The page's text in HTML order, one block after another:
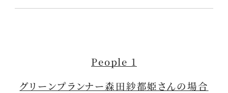
People 1
グリーンプランナー森田紗都姫さんの場合